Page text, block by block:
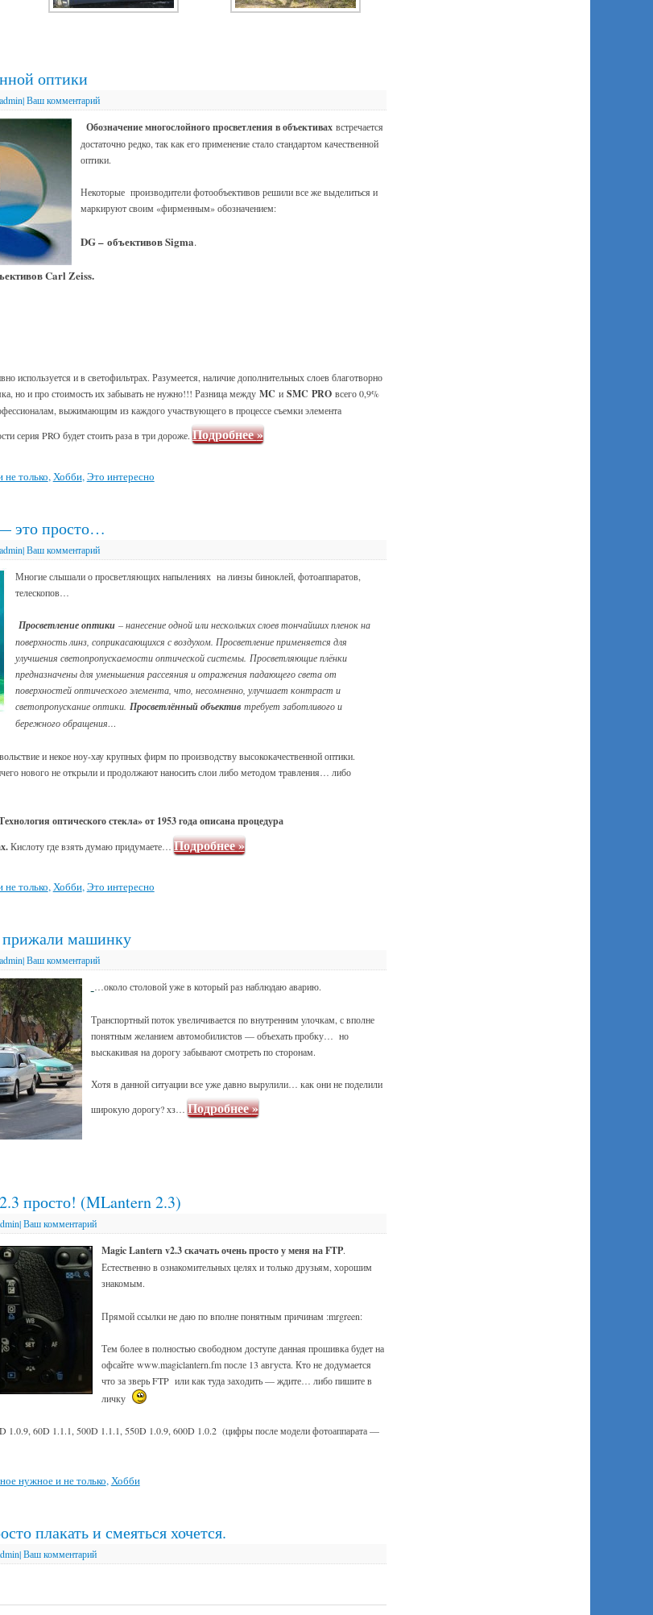
оптики
admin| Ваш комментарий
Обозначение многослойного просветления в объективахвстречается
достаточно редко, так как его применение стало стандартом качественной
оптики.
Некоторые производители фотообъективов решили все же выделиться и
маркируют своим «фирменным» обозначением:
DG – объективов Sigma.
Carl Zeiss.
используется и в светофильтрах. Разумеется, наличие дополнительных слоев благотворно
но и про стоимость их забывать не нужно!!! Разница между MC и SMC PRO всего 0,9%
выжимающим из каждого участвующего в процессе съемки элемента
серия PRO будет стоить раза в три дороже. Подробнее»
только,Хобби,Это интересно
это просто…
admin| Ваш комментарий
Многие слышали о просветляющих напылениях на линзы биноклей, фотоаппаратов,
телескопов…
Просветление оптики – нанесение одной или нескольких слоев тончайших пленок на
поверхность линз, соприкасающихся с воздухом. Просветление применяется для
улучшения светопропускаемости оптической системы. Просветляющие плёнки
предназначены для уменьшения рассеяния и отражения падающего света от
поверхностей оптического элемента, что, несомненно, улучшает контраст и
светопропускание оптики. Просветлённый объективтребует заботливого и
бережного обращения…
и некое ноу-хау крупных фирм по производству высококачественной оптики.
нового не открыли и продолжают наносить слои либо методом травления… либо
оптического стекла» от 1953 года описана процедура
Кислоту где взять думаю придумаете… Подробнее»
только,Хобби,Это интересно
прижали машинку
admin| Ваш комментарий
…около столовой уже в который раз наблюдаю аварию.
Транспортный поток увеличивается по внутренним улочкам, с вполне
понятным желанием автомобилистов — объехать пробку… но
выскакивая на дорогу забывают смотреть по сторонам.
Хотя в данной ситуации все уже давно вырулили… как они не поделили
широкую дорогу? хз… Подробнее»
просто! (MLantern 2.3)
| Ваш комментарий
Magic Lantern v2.3 скачать очень просто у меня на FTP.
Естественно в ознакомительных целях и только друзьям, хорошим
знакомым.
Прямой ссылки не даю по вполне понятным причинам :mrgreen:
Тем более в полностью свободном доступе данная прошивка будет на
офсайте www.magiclantern.fm после 13 августа. Кто не додумается
что за зверь FTP или как туда заходить — ждите… либо пишите в
личку
1.0.9, 60D 1.1.1, 500D 1.1.1, 550D 1.0.9, 600D 1.0.2 (цифры после модели фотоаппарата —
нужное и не только,Хобби
плакать и смеяться хочется.
| Ваш комментарий